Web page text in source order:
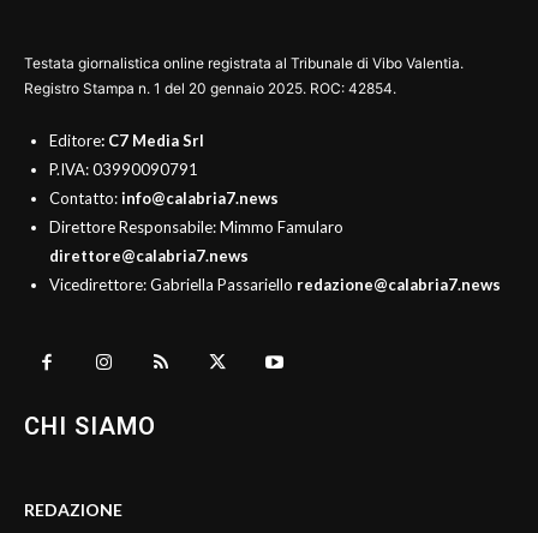
Testata giornalistica online registrata al Tribunale di Vibo Valentia.
Registro Stampa n. 1 del 20 gennaio 2025. ROC: 42854.
Editore: C7 Media Srl
P.IVA: 03990090791
Contatto:info@calabria7.news
Direttore Responsabile: Mimmo Famularo
direttore@calabria7.news
Vicedirettore: Gabriella Passariello redazione@calabria7.news
CHI SIAMO
REDAZIONE